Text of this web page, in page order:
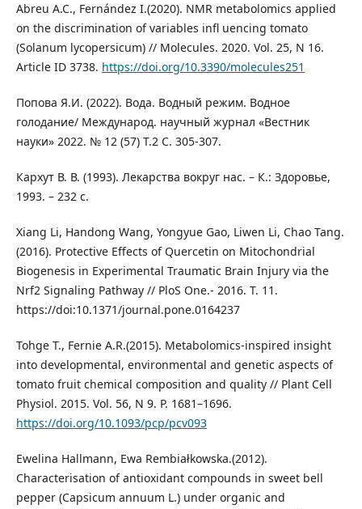
Abreu A.C., Fernández I.(2020). NMR metabolomics applied
on the discrimination of variables infl uencing tomato
(Solanum lycopersicum) // Molecules. 2020. Vol. 25, N 16.
Article ID 3738. https://doi.org/10.3390/molecules251
Попова Я.И. (2022). Вода. Водный режим. Водное
голодание/ Международ. научный журнал «Вестник
науки» 2022. № 12 (57) Т.2 С. 305-307.
Кархут В. В. (1993). Лекарства вокруг нас. – К.: Здоровье,
1993. – 232 с.
Xiang Li, Handong Wang, Yongyue Gao, Liwen Li, Chao Tang.
(2016). Protective Effects of Quercetin on Mitochondrial
Biogenesis in Experimental Traumatic Brain Injury via the
Nrf2 Signaling Pathway // PloS One.- 2016. Т. 11.
https://doi:10.1371/journal.pone.0164237
Tohge T., Fernie A.R.(2015). Metabolomics-inspired insight
into developmental, environmental and genetic aspects of
tomato fruit chemical composition and quality // Plant Cell
Physiol. 2015. Vol. 56, N 9. P. 1681–1696.
https://doi.org/10.1093/pcp/pcv093
Ewelina Hallmann, Ewa Rembiałkowska.(2012).
Characterisation of antioxidant compounds in sweet bell
pepper (Capsicum annuum L.) under organic and